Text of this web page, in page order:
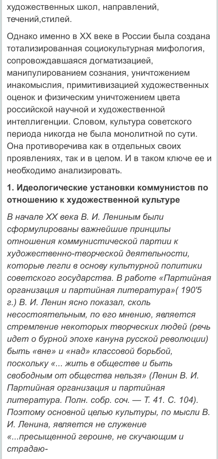
художественных школ, направлений,
течений,стилей.
Однако именно в XX веке в России была создана
тотализированная социокультурная мифология,
сопровождавшаяся догмати­зацией,
манипулированием сознания, уничтожением
инакомыслия, примитивизацией художественных
оценок и физическим уничто­жением цвета
российской научной и художественной
интеллиген­ции. Словом, культура советского
периода никогда не была моно­литной по сути.
Она противоречива как в отдельных своих
проявле­ниях, так и в целом. И в таком ключе ее и
необходимо анализировать.
1. Идеологические установки коммунистов по
отношению к художественной культуре
В начале XX века В. И. Лениным были
сформулированы важней­шие принципы
отношения коммунистической партии к
художе­ственно-творческой деятельности,
которые легли в основу куль­турной политики
советского государства. В работе «Партийная
организация и партийная литература»( 190'5
г.) В. И. Ленин яс­но показал, сколь
несостоятельным, по его мнению, является
стремление некоторых творческих людей (речь
идет о бурной эпохе кануна русской революции)
быть «вне» и «над» классовой борьбой,
поскольку «... жить в обществе и быть
свободным от об­щества нельзя» (Ленин В. И.
Партийная организация и пар­тийная
литература. Полн. собр. соч. — Т. 41. С. 104).
Поэтому основной целью культуры, по мысли В.
И. Ленина, является не служение
«...пресыщенной героине, не скучающим и
страдаю-